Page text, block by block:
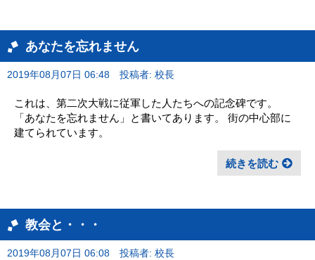
あなたを忘れません
2019年08月07日 06:48 投稿者: 校長
これは、第二次大戦に従軍した人たちへの記念碑です。
「あなたを忘れません」と書いてあります。 街の中心部に
建てられています。
続きを読む
教会と・・・
2019年08月07日 06:08 投稿者: 校長